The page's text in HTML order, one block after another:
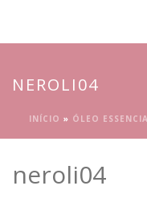
NEROLI04
INÍCIO » ÓLEO
neroli04